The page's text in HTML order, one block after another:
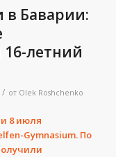
в Баварии:
летний
/ от Olek Roshchenko
8 июля
Gymnasium. По